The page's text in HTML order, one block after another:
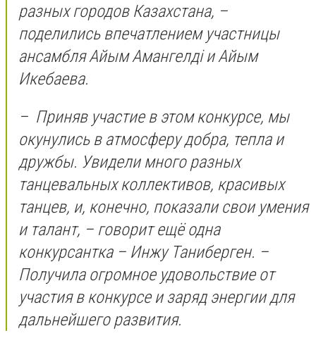
разных городов Казахстана, –
поделились впечатлением участницы
ансамбля Айым Амангелді и Айым
Икебаева.
– Приняв участие в этом конкурсе, мы
окунулись в атмосферу добра, тепла и
дружбы. Увидели много разных
танцевальных коллективов, красивых
танцев, и, конечно, показали свои умения
и талант, – говорит ещё одна
конкурсантка – Инжу Таниберген. –
Получила огромное удовольствие от
участия в конкурсе и заряд энергии для
дальнейшего развития.